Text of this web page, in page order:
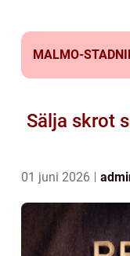
MALMO-
Sälja skrot
01 juni 2026